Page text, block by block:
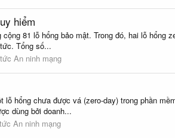
hiểm
81 lỗ hổng bảo mật. Trong đó, hai lỗ hổng
Tổng số...
An ninh mạng
hổng chưa được vá (zero-day) trong phần
dùng bởi doanh...
An ninh mạng